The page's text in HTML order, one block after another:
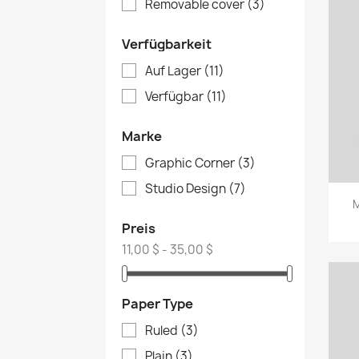
Removable cover (3)
Verfügbarkeit
Auf Lager (11)
Verfügbar (11)
Marke
Graphic Corner (3)
Studio Design (7)
Preis
11,00 $ - 35,00 $
Paper Type
Ruled (3)